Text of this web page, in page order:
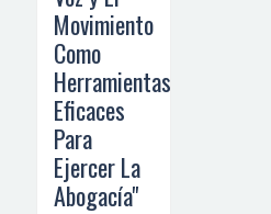
Movimiento
Como
Herramientas
Eficaces
Para
Ejercer La
Abogacía"